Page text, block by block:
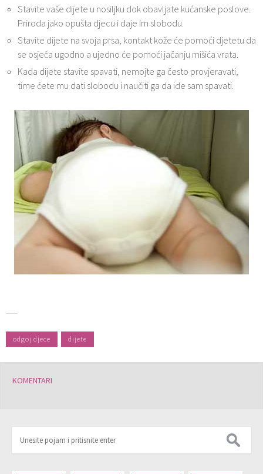
Stavite vaše dijete u nosiljku dok obavljate kućanske poslove.
Priroda jako opušta djecu i daje im slobodu.
Stavite dijete na svoja prsa, kontakt kože će pomoći djetetu da
se osjeća ugodno a ujedno će pomoći jačanju mišića vrata.
Kada dijete stavite spavati, nemojte ga često provjeravati,
time ćete mu dati slobodu i naučiti ga da ide sam spavati.
odgoj djece dijete
KOMENTARI